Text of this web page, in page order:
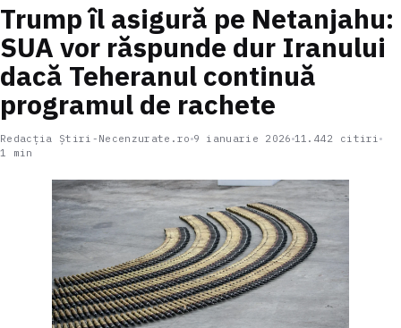
Trump îl asigură pe Netanjahu:
SUA vor răspunde dur Iranului
dacă Teheranul continuă
programul de rachete
Redacția Știri-Necenzurate.ro 9 ianuarie 2026 11.442 citiri
1 min